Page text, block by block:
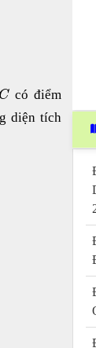
C có điểm
diện tích